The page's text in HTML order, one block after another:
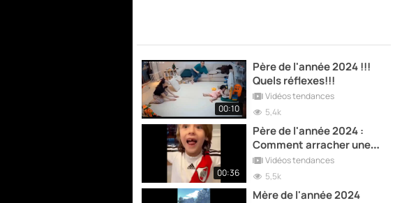
00:10
Père de l'année 2024 !!!
Quels réflexes!!!
Vidéos tendances
5,4k
00:36
Père de l'année 2024 :
Comment arracher une
dent de lait avec un
ballon
Vidéos tendances
5,5k
Mère de l'année 2024